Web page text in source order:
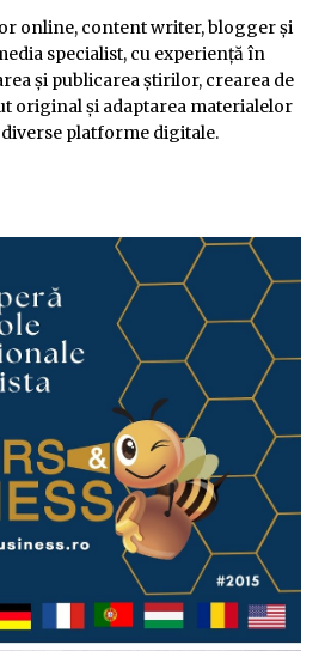
online, content writer, blogger și
specialist, cu experiență în
și publicarea știrilor, crearea de
original și adaptarea materialelor
platforme digitale.